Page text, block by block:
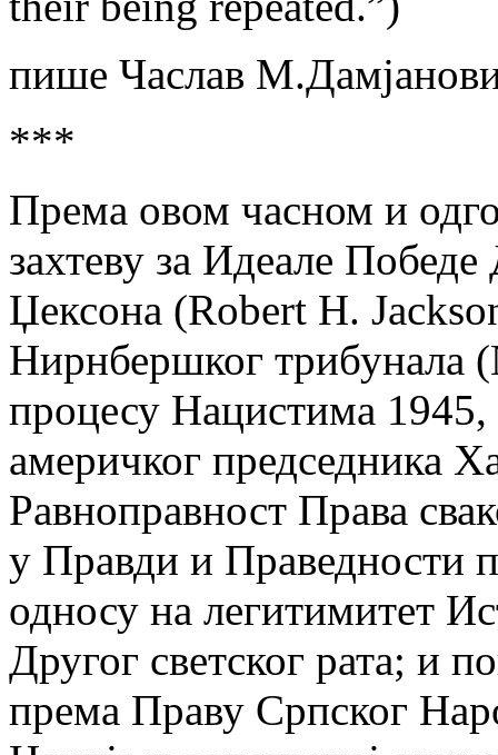
пише Часлав
***
Према овом часном и
захтеву за Идеале Победе
Џексона (Robert H.
Нирнбершког трибунала
процесу Нацистима
америчког председника
Равноправност Права
у Правди и Праведности
односу на легитимитет
Другог светског рата; и
према Праву Српског